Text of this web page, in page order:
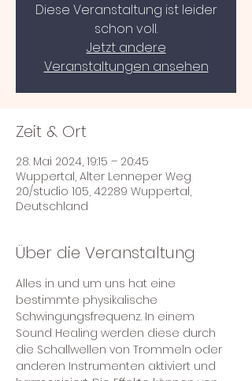
Diese Veranstaltung ist leider
schon voll.
Jetzt andere
Veranstaltungen ansehen
Zeit & Ort
28. Mai 2024, 19:15 – 20:45
Wuppertal, Alter Lenneper Weg
20/studio 105, 42289 Wuppertal,
Deutschland
Über die Veranstaltung
Alles in und um uns hat eine
bestimmte physikalische
Schwingungsfrequenz. In einem
Sound Healing werden diese durch
die Schallwellen von Trommeln oder
anderen Instrumenten aktiviert und